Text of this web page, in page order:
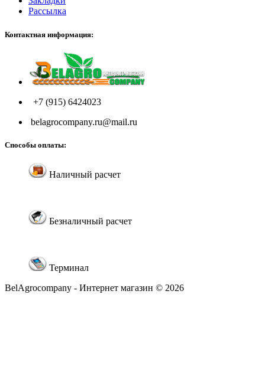
Рассылка
Контактная информация:
+7 (915) 6424023
belagrocompany.ru@mail.ru
Способы оплаты:
Наличный расчет
Безналичный расчет
Терминал
BelAgrocompany - Интернет магазин © 2026